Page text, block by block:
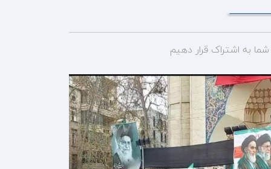
به اشتراک قرار دهیم